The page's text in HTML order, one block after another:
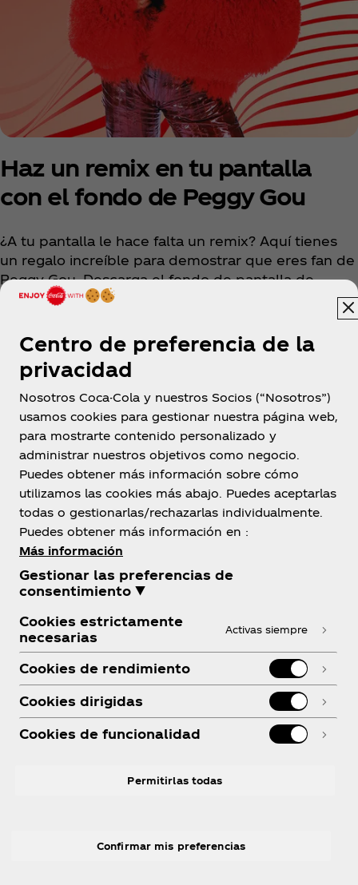
Haz un remix en tu pantalla
con el fondo de Peggy Gou
¿A tu pantalla le hace falta un remix? Aquí tienes
un regalo increíble para demostrar que eres fan de
Peggy Gou. Descarga el fondo de pantalla de
Peggy Gou dando clic en el link de abajo.
República Dominicana
Sobre nosotros
¿Necesitas ayuda?
Centro de preferencia de la
privacidad
Nosotros Coca-Cola y nuestros Socios (“Nosotros”)
usamos cookies para gestionar nuestra página web,
para mostrarte contenido personalizado y
administrar nuestros objetivos como negocio.
Puedes obtener más información sobre cómo
utilizamos las cookies más abajo. Puedes aceptarlas
todas o gestionarlas/rechazarlas individualmente.
Puedes obtener más información en :
Más información
Gestionar las preferencias de
consentimiento ▼
Cookies estrictamente
necesarias
Activas siempre
Cookies de rendimiento
Cookies dirigidas
Cookies de funcionalidad
Permitirlas todas
Confirmar mis preferencias